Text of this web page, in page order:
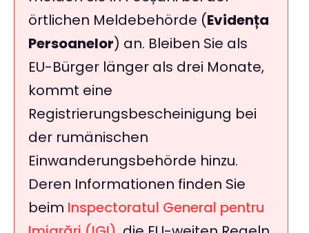
örtlichen Meldebehörde (Evidența
Persoanelor) an. Bleiben Sie als
EU-Bürger länger als drei Monate,
kommt eine
Registrierungsbescheinigung bei
der rumänischen
Einwanderungsbehörde hinzu.
Deren Informationen finden Sie
beim Inspectoratul General pentru